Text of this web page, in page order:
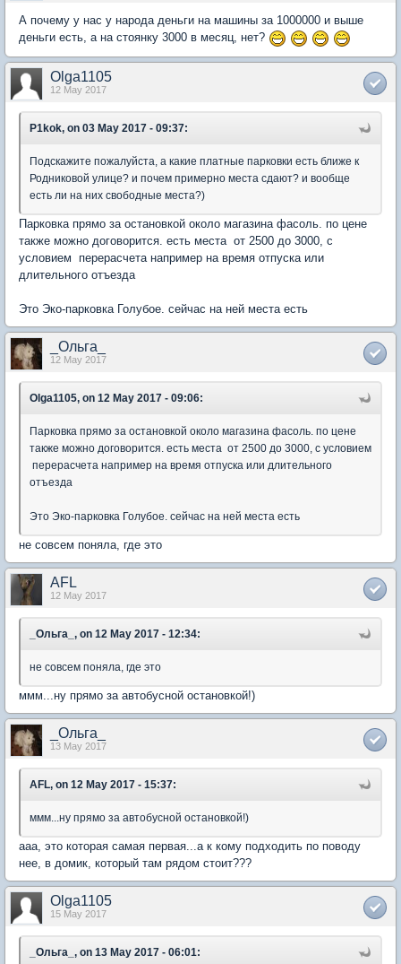
А почему у нас у народа деньги на машины за 1000000 и выше
деньги есть, а на стоянку 3000 в месяц, нет?
Olga1105
12 May 2017
P1kok, on 03 May 2017 - 09:37:
Подскажите пожалуйста, а какие платные парковки есть ближе к
Родниковой улице? и почем примерно места сдают? и вообще
есть ли на них свободные места?)
Парковка прямо за остановкой около магазина фасоль. по цене
также можно договорится. есть места от 2500 до 3000, с
условием перерасчета например на время отпуска или
длительного отъезда
Это Эко-парковка Голубое. сейчас на ней места есть
_Ольга_
12 May 2017
Olga1105, on 12 May 2017 - 09:06:
Парковка прямо за остановкой около магазина фасоль. по цене
также можно договорится. есть места от 2500 до 3000, с условием
перерасчета например на время отпуска или длительного
отъезда
Это Эко-парковка Голубое. сейчас на ней места есть
не совсем поняла, где это
AFL
12 May 2017
_Ольга_, on 12 May 2017 - 12:34:
не совсем поняла, где это
ммм...ну прямо за автобусной остановкой!)
_Ольга_
13 May 2017
AFL, on 12 May 2017 - 15:37:
ммм...ну прямо за автобусной остановкой!)
ааа, это которая самая первая...а к кому подходить по поводу
нее, в домик, который там рядом стоит???
Olga1105
15 May 2017
_Ольга_, on 13 May 2017 - 06:01: